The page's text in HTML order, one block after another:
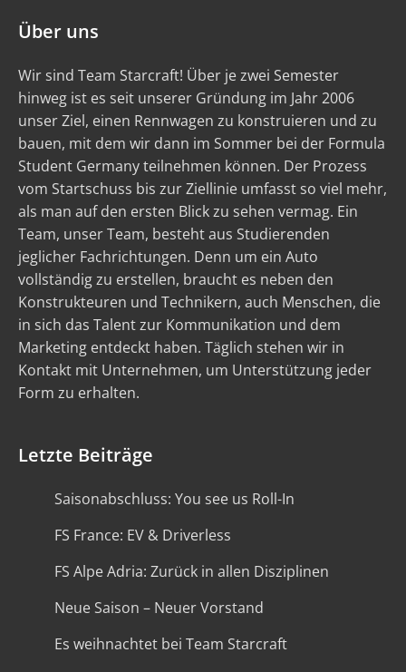
Über uns
Wir sind Team Starcraft! Über je zwei Semester
hinweg ist es seit unserer Gründung im Jahr 2006
unser Ziel, einen Rennwagen zu konstruieren und zu
bauen, mit dem wir dann im Sommer bei der Formula
Student Germany teilnehmen können. Der Prozess
vom Startschuss bis zur Ziellinie umfasst so viel mehr,
als man auf den ersten Blick zu sehen vermag. Ein
Team, unser Team, besteht aus Studierenden
jeglicher Fachrichtungen. Denn um ein Auto
vollständig zu erstellen, braucht es neben den
Konstrukteuren und Technikern, auch Menschen, die
in sich das Talent zur Kommunikation und dem
Marketing entdeckt haben. Täglich stehen wir in
Kontakt mit Unternehmen, um Unterstützung jeder
Form zu erhalten.
Letzte Beiträge
Saisonabschluss: You see us Roll-In
FS France: EV & Driverless
FS Alpe Adria: Zurück in allen Disziplinen
Neue Saison – Neuer Vorstand
Es weihnachtet bei Team Starcraft